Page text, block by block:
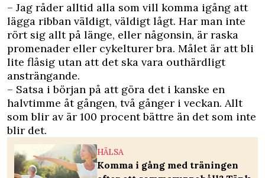
– Jag råder alltid alla som vill komma igång att
lägga ribban väldigt, väldigt lågt. Har man inte
rört sig allt på länge, eller någonsin, är raska
promenader eller cykelturer bra. Målet är att bli
lite flåsig utan att det ska vara outhärdligt
ansträngande.
– Satsa i början på att göra det i kanske en
halvtimme åt gången, två gånger i veckan. Allt
som blir av är 100 procent bättre än det som inte
blir det.
HÄLSA
Komma i gång med träningen